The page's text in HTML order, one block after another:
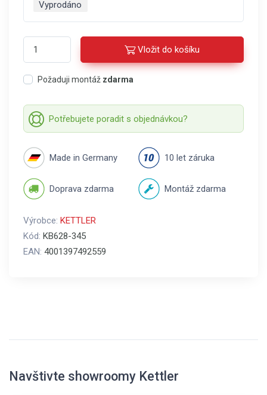
Vyprodáno
Vložit do košíku
Požaduji montáž zdarma
Potřebujete poradit s objednávkou?
Made in Germany 10 let záruka
Doprava zdarma Montáž zdarma
Výrobce: KETTLER
Kód: KB628-345
EAN: 4001397492559
Navštivte showroomy Kettler